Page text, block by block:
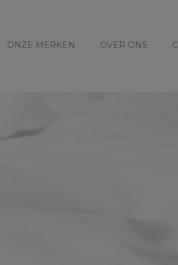
ONZE MERKEN OVER ONS